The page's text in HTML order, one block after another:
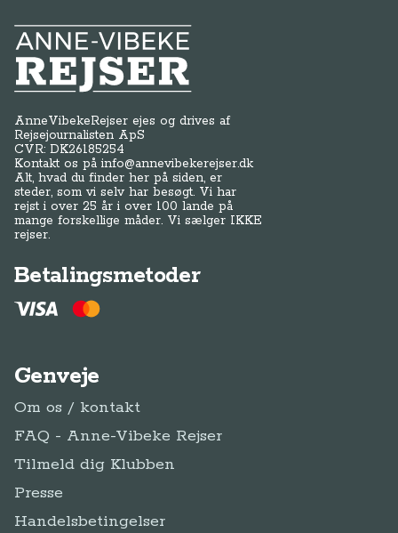
Anne-Vibeke Rejser
AnneVibekeRejser ejes og drives af
Rejsejournalisten ApS
CVR: DK26185254
Kontakt os påinfo@annevibekerejser.dk
Alt, hvad du finder her på siden, er
steder, som vi selv har besøgt. Vi har
rejst i over 25 år i over 100 lande på
mange forskellige måder. Vi sælger IKKE
rejser.
Betalingsmetoder
Genveje
Om os / kontakt
FAQ - Anne-Vibeke Rejser
Tilmeld dig Klubben
Presse
Handelsbetingelser